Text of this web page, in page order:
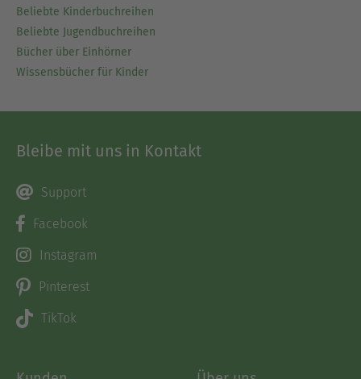
Beliebte Kinderbuchreihen
Beliebte Jugendbuchreihen
Bücher über Einhörner
Wissensbücher für Kinder
Bleibe mit uns in Kontakt
Support
Facebook
Instagram
Pinterest
TikTok